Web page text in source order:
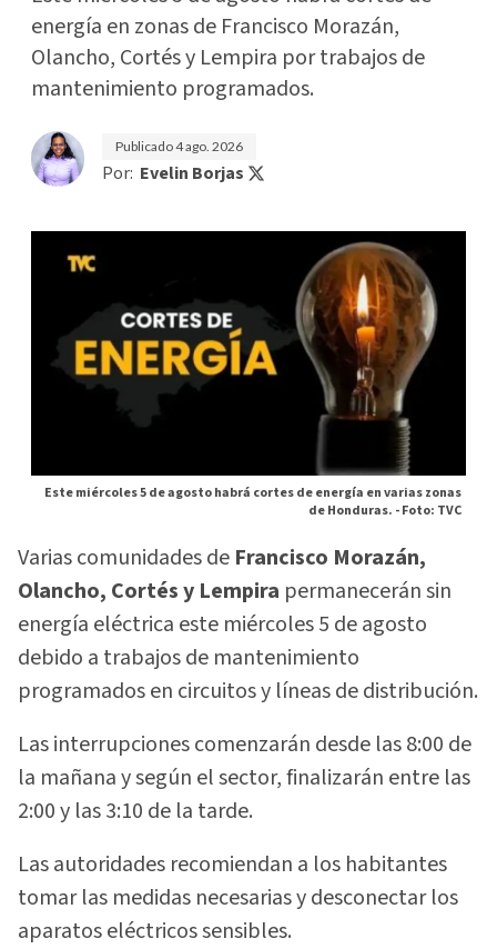
energía en zonas de Francisco Morazán,
Olancho, Cortés y Lempira por trabajos de
mantenimiento programados.
Publicado4 ago. 2026
Por: Evelin Borjas
Este miércoles 5 de agosto habrá cortes de energía en varias zonas
de Honduras. -Foto: TVC
Varias comunidades de Francisco Morazán,
Olancho, Cortés y Lempira permanecerán sin
energía eléctrica este miércoles 5 de agosto
debido a trabajos de mantenimiento
programados en circuitos y líneas de distribución.
Las interrupciones comenzarán desde las 8:00 de
la mañana y según el sector, finalizarán entre las
2:00 y las 3:10 de la tarde.
Las autoridades recomiendan a los habitantes
tomar las medidas necesarias y desconectar los
aparatos eléctricos sensibles.